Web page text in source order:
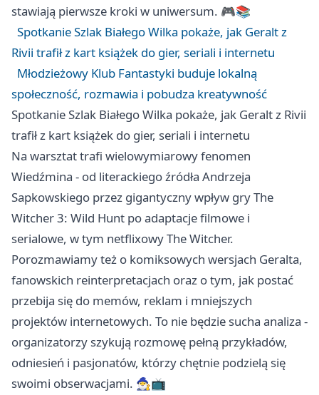
stawiają pierwsze kroki w uniwersum. 🎮📚
Spotkanie Szlak Białego Wilka pokaże, jak Geralt z
Rivii trafił z kart książek do gier, seriali i internetu
Młodzieżowy Klub Fantastyki buduje lokalną
społeczność, rozmawia i pobudza kreatywność
Spotkanie Szlak Białego Wilka pokaże, jak Geralt z Rivii
trafił z kart książek do gier, seriali i internetu
Na warsztat trafi wielowymiarowy fenomen
Wiedźmina - od literackiego źródła Andrzeja
Sapkowskiego przez gigantyczny wpływ gry The
Witcher 3: Wild Hunt po adaptacje filmowe i
serialowe, w tym netflixowy The Witcher.
Porozmawiamy też o komiksowych wersjach Geralta,
fanowskich reinterpretacjach oraz o tym, jak postać
przebija się do memów, reklam i mniejszych
projektów internetowych. To nie będzie sucha analiza -
organizatorzy szykują rozmowę pełną przykładów,
odniesień i pasjonatów, którzy chętnie podzielą się
swoimi obserwacjami. 🧙‍♂️📺